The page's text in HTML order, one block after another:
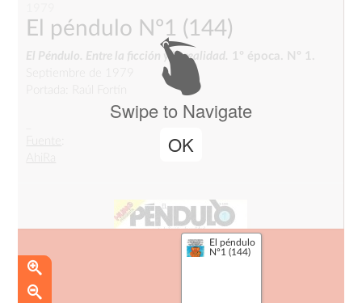
El péndulo Nº1 (144)
El Péndulo. Entre la ficción y la realidad. 1º época. Nº 1.
Swipe to Navigate
OK
El péndulo
Nº1 (144)